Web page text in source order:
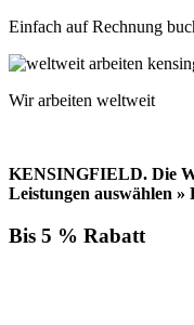
Einfach auf Rechnung
Wir arbeiten weltweit
KENSINGFIELD. Die
Leistungen auswählen »
Bis 5 % Rabatt